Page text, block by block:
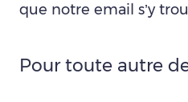
que notre email s’y
Pour toute autre